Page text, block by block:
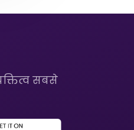
सबसे